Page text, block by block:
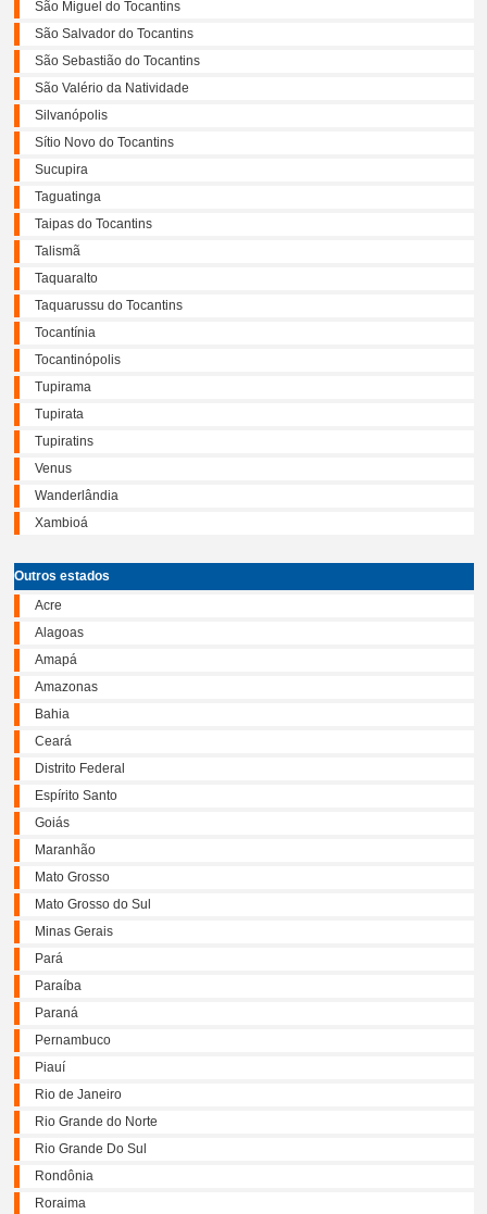
São Miguel do Tocantins
São Salvador do Tocantins
São Sebastião do Tocantins
São Valério da Natividade
Silvanópolis
Sítio Novo do Tocantins
Sucupira
Taguatinga
Taipas do Tocantins
Talismã
Taquaralto
Taquarussu do Tocantins
Tocantínia
Tocantinópolis
Tupirama
Tupirata
Tupiratins
Venus
Wanderlândia
Xambioá
Outros estados
Acre
Alagoas
Amapá
Amazonas
Bahia
Ceará
Distrito Federal
Espírito Santo
Goiás
Maranhão
Mato Grosso
Mato Grosso do Sul
Minas Gerais
Pará
Paraíba
Paraná
Pernambuco
Piauí
Rio de Janeiro
Rio Grande do Norte
Rio Grande Do Sul
Rondônia
Roraima